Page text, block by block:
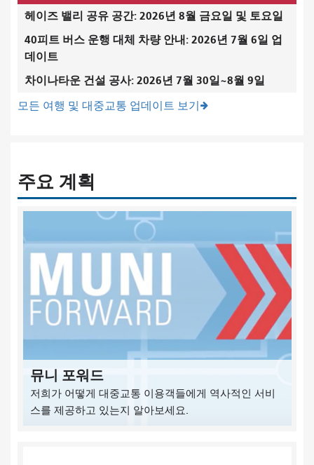
헤이즈 밸리 공유 공간: 2026년 8월 금요일 및 토요일
40피트 버스 운행 대체 차량 안내: 2026년 7월 6일 업
데이트
차이나타운 건설 공사: 2026년 7월 30일~8월 9일
모든 여행 및 대중교통 업데이트 보기
주요 계획
뮤니 포워드
저희가 어떻게 대중교통 이용객들에게 역사적인 서비
스를 제공하고 있는지 알아보세요.